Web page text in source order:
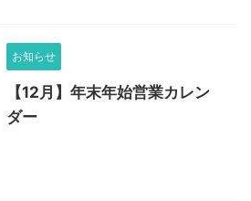
お知らせ
【12月】年末年始営業カレン
ダー